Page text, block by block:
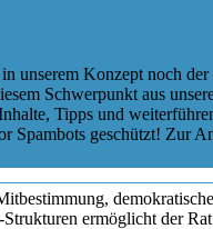
Konzept noch
Schwerpunkt aus
Tipps und
Spambots geschützt! Zur
ermöglicht der